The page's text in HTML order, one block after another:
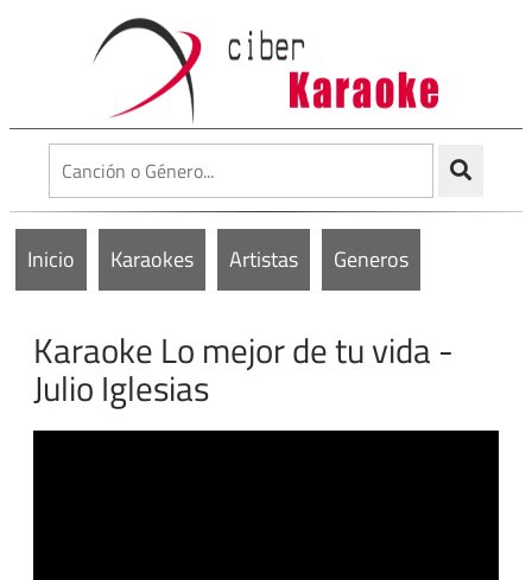
Inicio Karaokes Artistas Generos
Karaoke Lo mejor de tu vida -
Julio Iglesias